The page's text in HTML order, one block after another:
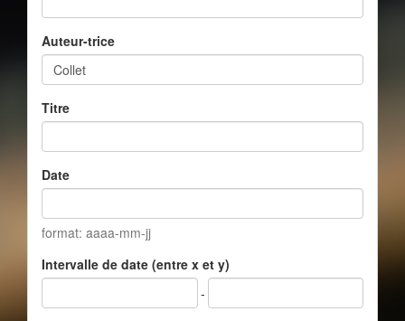
Auteur-trice
Titre
Date
format: aaaa-mm-jj
Intervalle de date (entre x et y)
-